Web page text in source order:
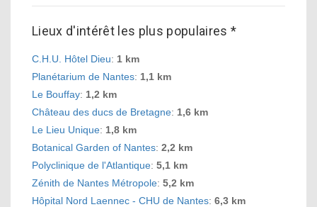
Lieux d'intérêt les plus populaires *
C.H.U. Hôtel Dieu: 1 km
Planétarium de Nantes: 1,1 km
Le Bouffay: 1,2 km
Château des ducs de Bretagne: 1,6 km
Le Lieu Unique: 1,8 km
Botanical Garden of Nantes: 2,2 km
Polyclinique de l'Atlantique: 5,1 km
Zénith de Nantes Métropole: 5,2 km
Hôpital Nord Laennec - CHU de Nantes: 6,3 km